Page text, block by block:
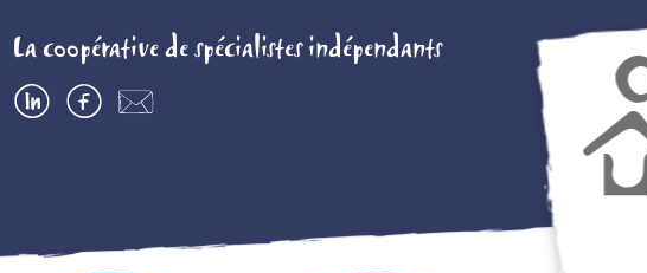
La coopérative de spécialistes indépendants